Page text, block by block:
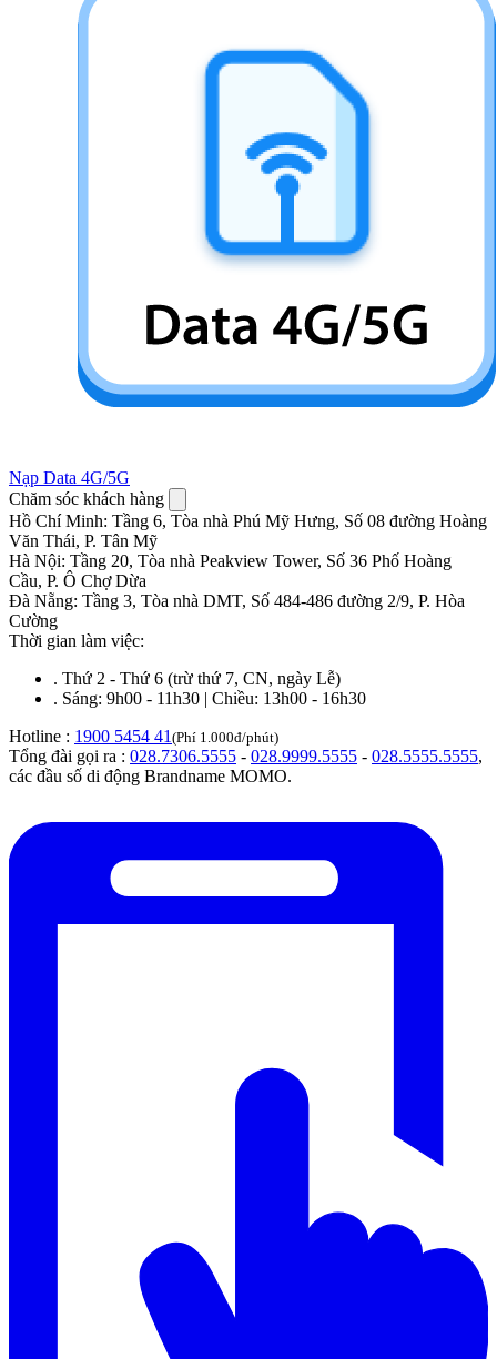
Nạp Data 4G/5G
Chăm sóc khách hàng
Hồ Chí Minh: Tầng 6, Tòa nhà Phú Mỹ Hưng, Số 08 đường Hoàng
Văn Thái, P. Tân Mỹ
Hà Nội: Tầng 20, Tòa nhà Peakview Tower, Số 36 Phố Hoàng
Cầu, P. Ô Chợ Dừa
Đà Nẵng: Tầng 3, Tòa nhà DMT, Số 484-486 đường 2/9, P. Hòa
Cường
Thời gian làm việc:
. Thứ 2 - Thứ 6 (trừ thứ 7, CN, ngày Lễ)
. Sáng: 9h00 - 11h30 | Chiều: 13h00 - 16h30
Hotline : 1900 5454 41 (Phí 1.000đ/phút)
Tổng đài gọi ra : 028.7306.5555 - 028.9999.5555 - 028.5555.5555,
các đầu số di động Brandname MOMO.